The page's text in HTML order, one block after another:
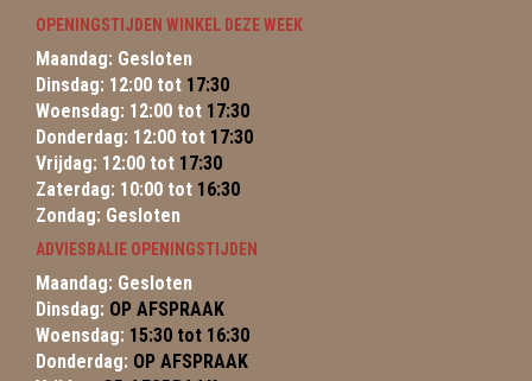
OPENINGSTIJDEN WINKEL DEZE WEEK
Maandag: Gesloten
Dinsdag: 12:00 tot 17:30
Woensdag: 12:00 tot 17:30
Donderdag: 12:00 tot 17:30
Vrijdag: 12:00 tot 17:30
Zaterdag: 10:00 tot 16:30
Zondag: Gesloten
ADVIESBALIE OPENINGSTIJDEN
Maandag: Gesloten
Dinsdag: OP AFSPRAAK
Woensdag: 15:30 tot 16:30
Donderdag: OP AFSPRAAK